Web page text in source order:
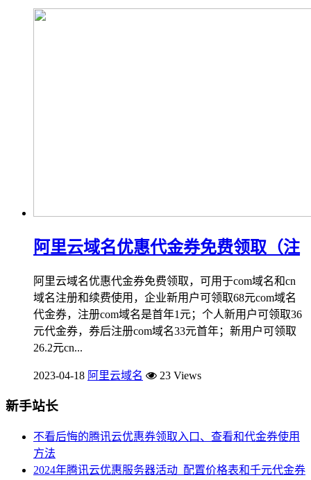
阿里云域名优惠代金券免费领取（注
阿里云域名优惠代金券免费领取，可用于com域名和cn
域名注册和续费使用，企业新用户可领取68元com域名
代金券，注册com域名是首年1元；个人新用户可领取36
元代金券，券后注册com域名33元首年；新用户可领取
26.2元cn...
2023-04-18 阿里云域名 23 Views
新手站长
不看后悔的腾讯云优惠券领取入口、查看和代金券使用
方法
2024年腾讯云优惠服务器活动_配置价格表和千元代金券